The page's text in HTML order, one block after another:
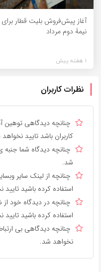
آغاز پیش‌فروش بلیت قطار برای
نیمۀ دوم مرداد
1 هفته پیش
نظرات کاربران
چنانچه دیدگاهی توهین
کاربران باشد تایید
چنانچه دیدگاه شما جنبه
شد.
چنانچه از لینک سایر
استفاده کرده باشید
چنانچه در دیدگاه خود از
استفاده کرده باشید
چنانچه دیدگاهی بی
نخواهد شد.